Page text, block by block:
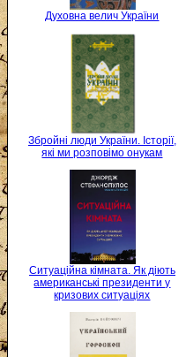
Духовна велич України
Збройні люди України. Історії,
які ми розповімо онукам
Ситуаційна кімната. Як діють
американські президенти у
кризових ситуаціях